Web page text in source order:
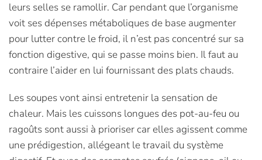
leurs selles se ramollir. Car pendant que l’organisme
voit ses dépenses métaboliques de base augmenter
pour lutter contre le froid, il n’est pas concentré sur sa
fonction digestive, qui se passe moins bien. Il faut au
contraire l’aider en lui fournissant des plats chauds.
Les soupes vont ainsi entretenir la sensation de
chaleur. Mais les cuissons longues des pot-au-feu ou
ragoûts sont aussi à prioriser car elles agissent comme
une prédigestion, allégeant le travail du système